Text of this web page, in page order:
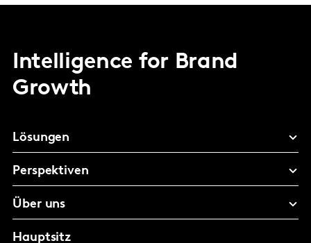
Intelligence for Brand
Growth
Lösungen
Perspektiven
Über uns
Hauptsitz